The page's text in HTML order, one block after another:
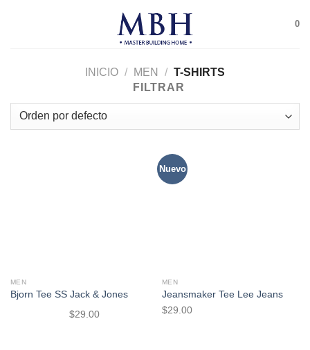
0
INICIO / MEN / T-SHIRTS
FILTRAR
MEN
Bjorn Tee SS Jack & Jones
$29.00
Nuevo
MEN
Jeansmaker Tee Lee Jeans
$29.00